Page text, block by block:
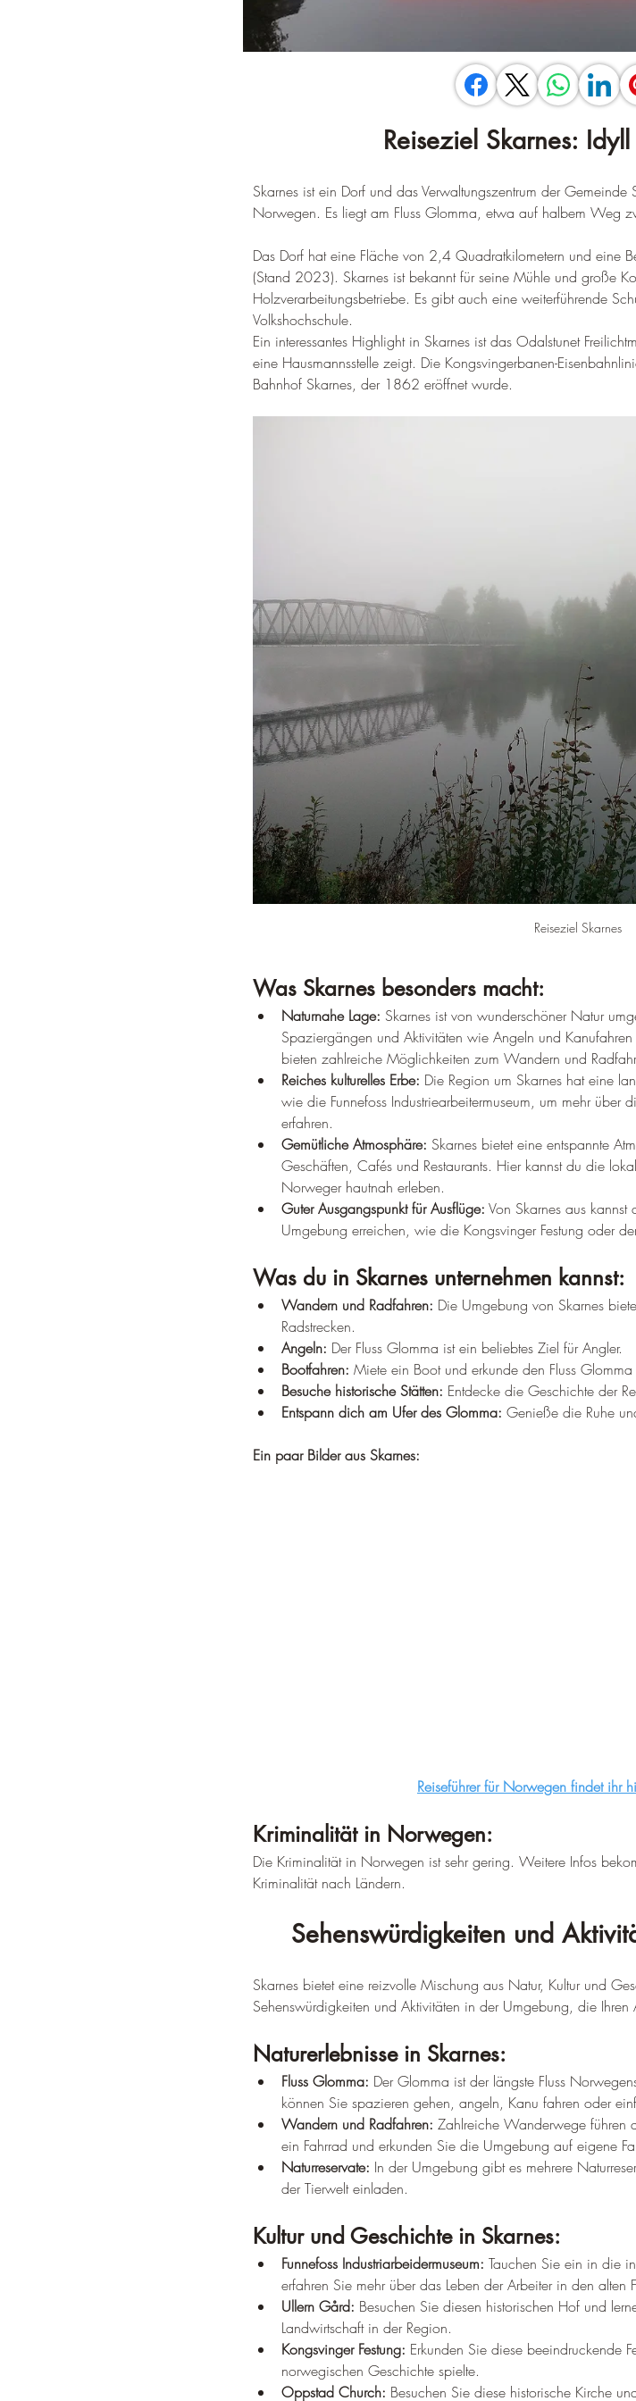
Reiseziel Skarnes:
Skarnes ist ein Dorf und das Verwaltungszentrum der
Norwegen. Es liegt am Fluss Glomma, etwa auf halbem Weg
Das Dorf hat eine Fläche von 2,4 Quadratkilometern und eine
(Stand 2023). Skarnes ist bekannt für seine Mühle und große
Holzverarbeitungsbetriebe. Es gibt auch eine weiterführende
Volkshochschule.
Ein interessantes Highlight in Skarnes ist das Odalstunet
eine Hausmannsstelle zeigt. Die Kongsvingerbanen-
Bahnhof Skarnes, der 1862 eröffnet wurde.
Reiseziel Skarnes
Was Skarnes besonders macht:
Naturnahe Lage: Skarnes ist von wunderschöner Natur
Spaziergängen und Aktivitäten wie Angeln und
bieten zahlreiche Möglichkeiten zum Wandern und
Reiches kulturelles Erbe: Die Region um Skarnes hat eine
wie die Funnefoss Industriearbeitermuseum, um mehr über
erfahren.
Gemütliche Atmosphäre: Skarnes bietet eine entspannte
Geschäften, Cafés und Restaurants. Hier kannst du die
Norweger hautnah erleben.
Guter Ausgangspunkt für Ausflüge: Von Skarnes aus
Umgebung erreichen, wie die Kongsvinger Festung oder
Was du in Skarnes unternehmen kannst:
Wandern und Radfahren: Die Umgebung von Skarnes
Radstrecken.
Angeln: Der Fluss Glomma ist ein beliebtes Ziel für Angler.
Bootfahren: Miete ein Boot und erkunde den Fluss Glomma
Besuche historische Stätten: Entdecke die Geschichte der
Entspann dich am Ufer des Glomma: Genieße die Ruhe
Ein paar Bilder aus Skarnes:
Reiseführer für Norwegen findet ihr
Kriminalität in Norwegen:
Die Kriminalität in Norwegen ist sehr gering. Weitere Infos
Kriminalität nach Ländern.
Sehenswürdigkeiten und
Skarnes bietet eine reizvolle Mischung aus Natur, Kultur und
Sehenswürdigkeiten und Aktivitäten in der Umgebung, die Ihren
Naturerlebnisse in Skarnes:
Fluss Glomma: Der Glomma ist der längste Fluss
können Sie spazieren gehen, angeln, Kanu fahren oder
Wandern und Radfahren: Zahlreiche Wanderwege führen
ein Fahrrad und erkunden Sie die Umgebung auf eigene
Naturreservate: In der Umgebung gibt es mehrere
der Tierwelt einladen.
Kultur und Geschichte in Skarnes:
Funnefoss Industriarbeidermuseum: Tauchen Sie ein in die
erfahren Sie mehr über das Leben der Arbeiter in den alten
Ullern Gård: Besuchen Sie diesen historischen Hof und
Landwirtschaft in der Region.
Kongsvinger Festung: Erkunden Sie diese beeindruckende
norwegischen Geschichte spielte.
Oppstad Church: Besuchen Sie diese historische Kirche